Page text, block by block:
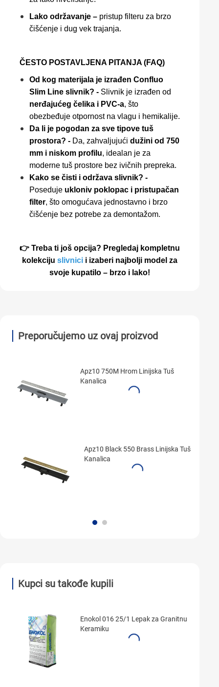
Lako održavanje – pristup filteru za brzo
čišćenje i dug vek trajanja.
ČESTO POSTAVLJENA PITANJA (FAQ)
Od kog materijala je izrađen Confluo
Slim Line slivnik? - Slivnik je izrađen od
nerđajućeg čelika i PVC-a, što
obezbeđuje otpornost na vlagu i hemikalije.
Da li je pogodan za sve tipove tuš
prostora? - Da, zahvaljujući dužini od 750
mm i niskom profilu, idealan je za
moderne tuš prostore bez ivičnih prepreka.
Kako se čisti i održava slivnik? -
Poseduje ukloniv poklopac i pristupačan
filter, što omogućava jednostavno i brzo
čišćenje bez potrebe za demontažom.
👉 Treba ti još opcija? Pregledaj kompletnu
kolekciju slivnici i izaberi najbolji model za
svoje kupatilo – brzo i lako!
Preporučujemo uz ovaj proizvod
Apz10 750M Hrom Linijska Tuš
Kanalica
Apz10 Black 550 Brass Linijska Tuš
Kanalica
Kupci su takođe kupili
Enokol 016 25/1 Lepak za Granitnu
Keramiku